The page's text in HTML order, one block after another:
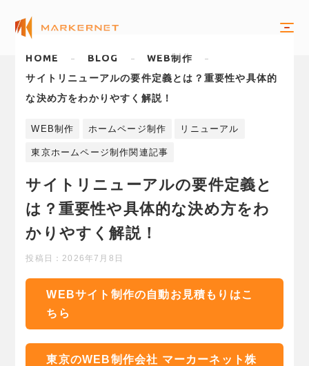
HOME BLOG
WEB制作
サイトリニューアルの要件定義とは？重要性や具体的
な決め方をわかりやすく解説！
WEB制作 ホームページ制作 リニューアル
東京ホームページ制作関連記事
サイトリニューアルの要件定義と
は？重要性や具体的な決め方をわ
かりやすく解説！
投稿日： 2026年7月8日
WEBサイト制作の自動お見積もりはこ
ちら
東京のWEB制作会社 マーカーネット株